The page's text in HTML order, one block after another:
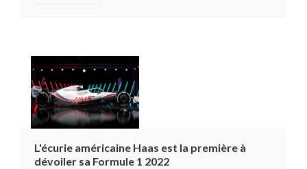
L'écurie américaine Haas est la première à
dévoiler sa Formule 1 2022